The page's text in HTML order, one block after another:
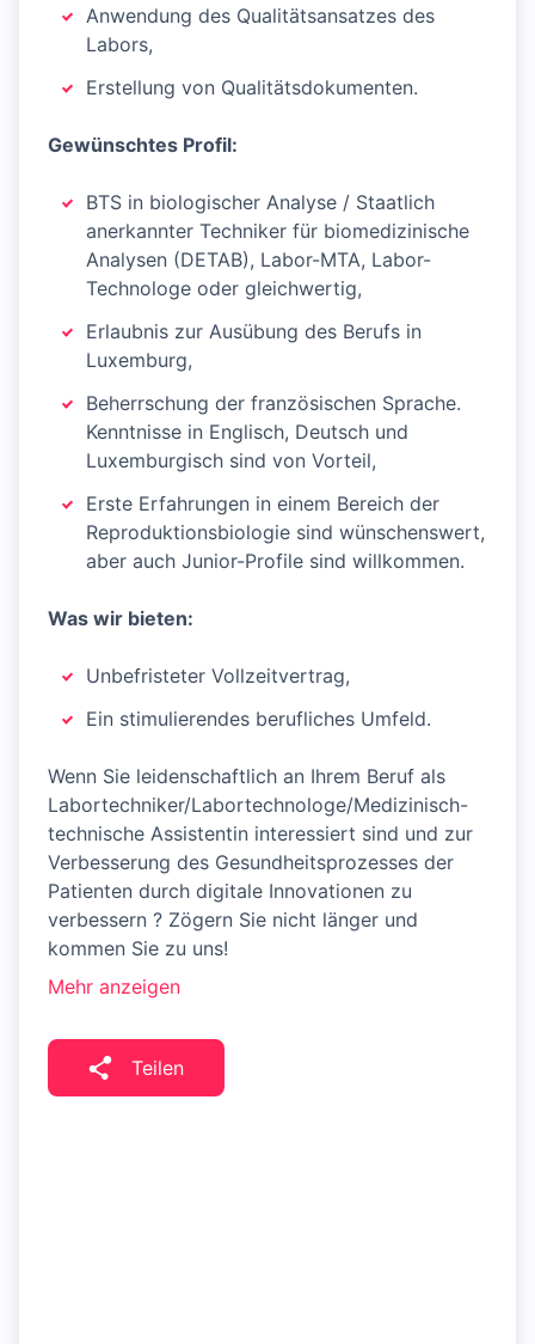
Anwendung des Qualitätsansatzes des
Labors,
Erstellung von Qualitätsdokumenten.
Gewünschtes Profil:
BTS in biologischer Analyse / Staatlich
anerkannter Techniker für biomedizinische
Analysen (DETAB), Labor-MTA, Labor-
Technologe oder gleichwertig,
Erlaubnis zur Ausübung des Berufs in
Luxemburg,
Beherrschung der französischen Sprache.
Kenntnisse in Englisch, Deutsch und
Luxemburgisch sind von Vorteil,
Erste Erfahrungen in einem Bereich der
Reproduktionsbiologie sind wünschenswert,
aber auch Junior-Profile sind willkommen.
Was wir bieten:
Unbefristeter Vollzeitvertrag,
Ein stimulierendes berufliches Umfeld.
Wenn Sie leidenschaftlich an Ihrem Beruf als
Labortechniker/Labortechnologe/Medizinisch-
technische Assistentin interessiert sind und zur
Verbesserung des Gesundheitsprozesses der
Patienten durch digitale Innovationen zu
verbessern ? Zögern Sie nicht länger und
kommen Sie zu uns!
Mehr anzeigen
Teilen